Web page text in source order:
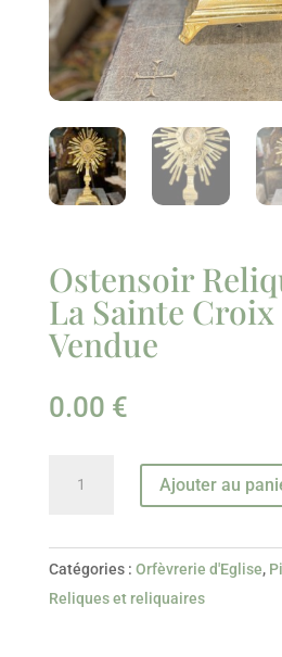
Ostensoir
La Sainte Croix
Vendue
0.00 €
Ajouter au
Catégories : Orfèvrerie d'Eglise,
Reliques et reliquaires